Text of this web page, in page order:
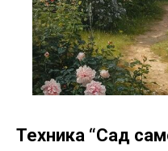
Техника “Сад